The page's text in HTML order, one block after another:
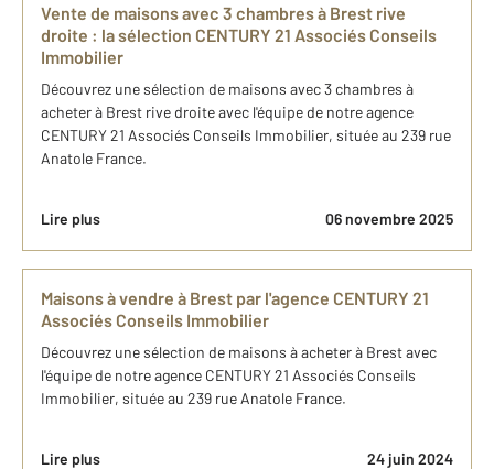
Vente de maisons avec 3 chambres à Brest rive
droite : la sélection CENTURY 21 Associés Conseils
Immobilier
Découvrez une sélection de maisons avec 3 chambres à
acheter à Brest rive droite avec l'équipe de notre agence
CENTURY 21 Associés Conseils Immobilier, située au 239 rue
Anatole France.
Lire plus 06 novembre 2025
Maisons à vendre à Brest par l'agence CENTURY 21
Associés Conseils Immobilier
Découvrez une sélection de maisons à acheter à Brest avec
l'équipe de notre agence CENTURY 21 Associés Conseils
Immobilier, située au 239 rue Anatole France.
Lire plus 24 juin 2024